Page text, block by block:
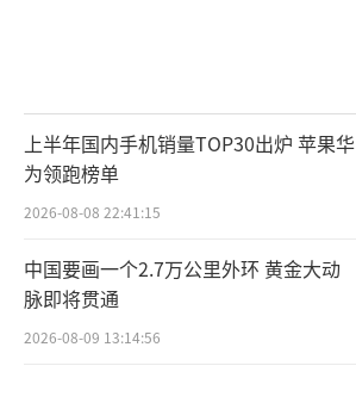
上半年国内手机销量TOP30出炉 苹果华
为领跑榜单
2026-08-08 22:41:15
中国要画一个2.7万公里外环 黄金大动
脉即将贯通
2026-08-09 13:14:56